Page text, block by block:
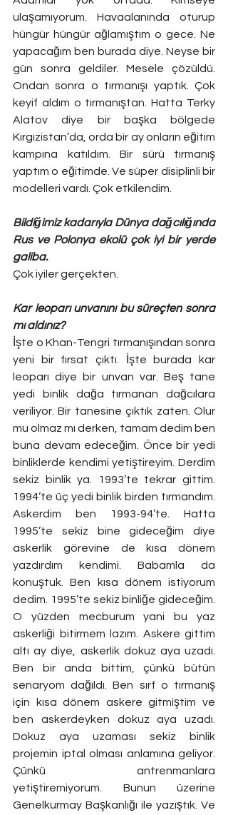
ulaşamıyorum. Havaalanında oturup
hüngür hüngür ağlamıştım o gece. Ne
yapacağım ben burada diye. Neyse bir
gün sonra geldiler. Mesele çözüldü.
Ondan sonra o tırmanışı yaptık. Çok
keyif aldım o tırmanıştan. Hatta Terky
Alatov diye bir başka bölgede
Kırgızistan’da, orda bir ay onların eğitim
kampına katıldım. Bir sürü tırmanış
yaptım o eğitimde. Ve süper disiplinli bir
modelleri vardı. Çok etkilendim.
Bildiğimiz kadarıyla Dünya dağcılığında
Rus ve Polonya ekolü çok iyi bir yerde
galiba.
Çok iyiler gerçekten.
Kar leoparı unvanını bu süreçten sonra
mı aldınız?
İşte o Khan-Tengri tırmanışından sonra
yeni bir fırsat çıktı. İşte burada kar
leoparı diye bir unvan var. Beş tane
yedi binlik dağa tırmanan dağcılara
veriliyor. Bir tanesine çıktık zaten. Olur
mu olmaz mı derken, tamam dedim ben
buna devam edeceğim. Önce bir yedi
binliklerde kendimi yetiştireyim. Derdim
sekiz binlik ya. 1993’te tekrar gittim.
1994’te üç yedi binlik birden tırmandım.
Askerdim ben 1993-94’te. Hatta
1995’te sekiz bine gideceğim diye
askerlik görevine de kısa dönem
yazdırdım kendimi. Babamla da
konuştuk. Ben kısa dönem istiyorum
dedim. 1995’te sekiz binliğe gideceğim.
O yüzden mecburum yani bu yaz
askerliği bitirmem lazım. Askere gittim
altı ay diye, askerlik dokuz aya uzadı.
Ben bir anda bittim, çünkü bütün
senaryom dağıldı. Ben sırf o tırmanış
için kısa dönem askere gitmiştim ve
ben askerdeyken dokuz aya uzadı.
Dokuz aya uzaması sekiz binlik
projemin iptal olması anlamına geliyor.
Çünkü antrenmanlara
yetiştiremiyorum. Bunun üzerine
Genelkurmay Başkanlığı ile yazıştık. Ve